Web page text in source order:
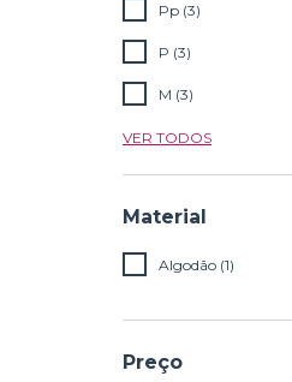
Pp (3)
P (3)
M (3)
VER TODOS
Material
Algodão (1)
Preço